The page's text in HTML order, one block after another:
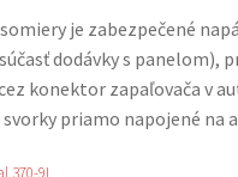
je zabezpečené
dodávky s panelom),
konektor zapaľovača v
svorky priamo napojené na